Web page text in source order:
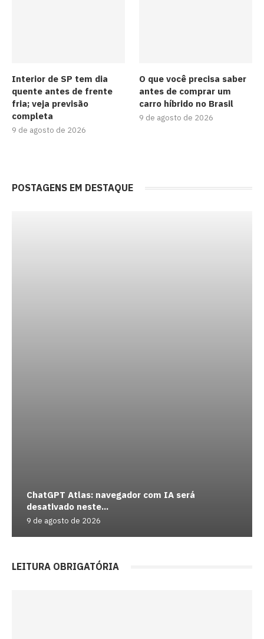
Interior de SP tem dia
quente antes de frente
fria; veja previsão
completa
9 de agosto de 2026
O que você precisa saber
antes de comprar um
carro híbrido no Brasil
9 de agosto de 2026
POSTAGENS EM DESTAQUE
ChatGPT Atlas: navegador com IA será
desativado neste...
9 de agosto de 2026
LEITURA OBRIGATÓRIA